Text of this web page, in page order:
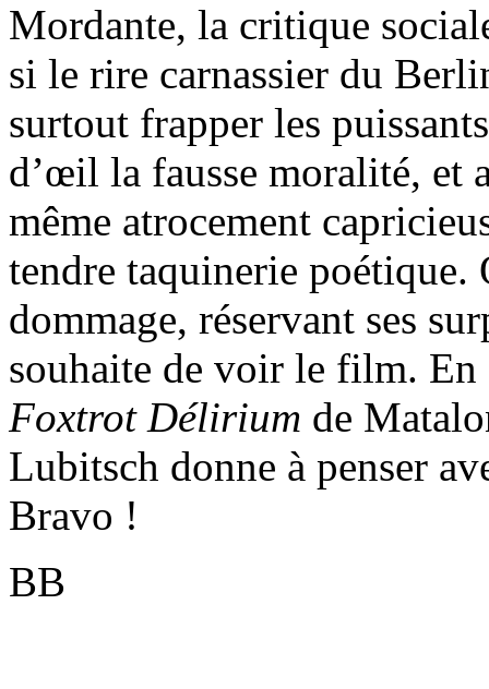
Mordante, la critique
si le rire carnassier du
surtout frapper les
d’œil la fausse moralité, et
même atrocement
tendre taquinerie poétique.
dommage, réservant ses
souhaite de voir le film.
Foxtrot Délirium de
Lubitsch donne à penser
Bravo !
BB